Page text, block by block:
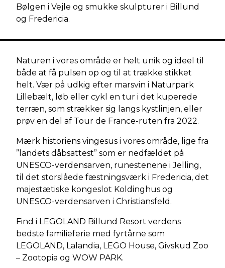
Bølgen i Vejle og smukke skulpturer i Billund
og Fredericia.
Naturen i vores område er helt unik og ideel til
både at få pulsen op og til at trække stikket
helt. Vær på udkig efter marsvin i Naturpark
Lillebælt, løb eller cykl en tur i det kuperede
terræn, som strækker sig langs kystlinjen, eller
prøv en del af Tour de France-ruten fra 2022.
Mærk historiens vingesus i vores område, lige fra
”landets dåbsattest” som er nedfældet på
UNESCO-verdensarven, runestenene i Jelling,
til det storslåede fæstningsværk i Fredericia, det
majestætiske kongeslot Koldinghus og
UNESCO-verdensarven i Christiansfeld.
Find i LEGOLAND Billund Resort verdens
bedste familieferie med fyrtårne som
LEGOLAND, Lalandia, LEGO House, Givskud Zoo
– Zootopia og WOW PARK.